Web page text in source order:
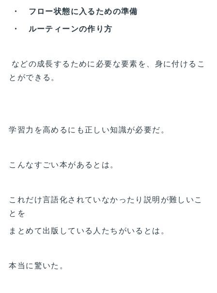
・ フロー状態に入るための準備
・ ルーティーンの作り方
などの成長するために必要な要素を、身に付けるこ
とができる。
学習力を高めるにも正しい知識が必要だ。
こんなすごい本があるとは。
これだけ言語化されていなかったり説明が難しいこ
とを
まとめて出版している人たちがいるとは。
本当に驚いた。